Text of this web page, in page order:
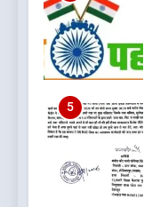
5